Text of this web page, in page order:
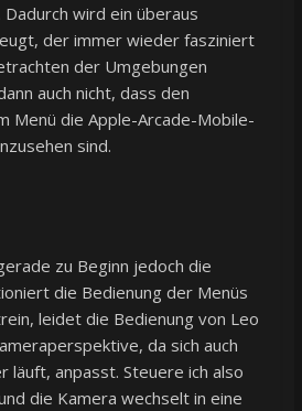
wird ein überaus
der immer wieder fasziniert
der Umgebungen
auch nicht, dass den
Menü die Apple-Arcade-Mobile-
sind.
zu Beginn jedoch die
die Bedienung der Menüs
leidet die Bedienung von Leo
da sich auch
läuft, anpasst. Steuere ich also
die Kamera wechselt in eine